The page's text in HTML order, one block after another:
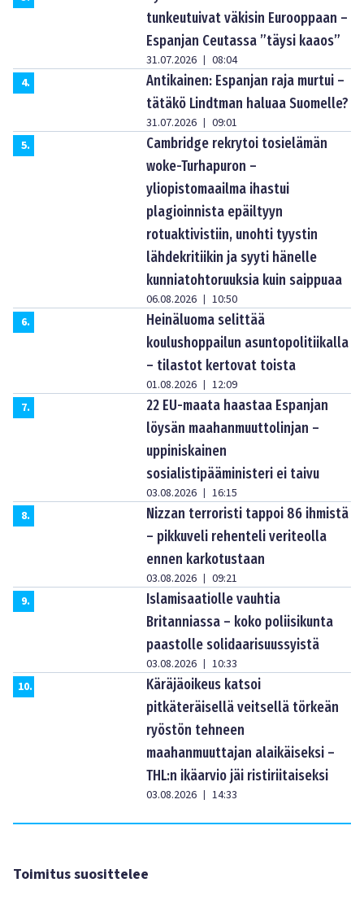
tunkeutuivat väkisin Eurooppaan –
Espanjan Ceutassa ”täysi kaaos”
31.07.2026 | 08:04
4.
Antikainen: Espanjan raja murtui –
tätäkö Lindtman haluaa Suomelle?
31.07.2026 | 09:01
5.
Cambridge rekrytoi tosielämän
woke-Turhapuron –
yliopistomaailma ihastui
plagioinnista epäiltyyn
rotuaktivistiin, unohti tyystin
lähdekritiikin ja syyti hänelle
kunniatohtoruuksia kuin saippuaa
06.08.2026 | 10:50
6.
Heinäluoma selittää
koulushoppailun asuntopolitiikalla
– tilastot kertovat toista
01.08.2026 | 12:09
7.
22 EU-maata haastaa Espanjan
löysän maahanmuuttolinjan –
uppiniskainen
sosialistipääministeri ei taivu
03.08.2026 | 16:15
8.
Nizzan terroristi tappoi 86 ihmistä
– pikkuveli rehenteli veriteolla
ennen karkotustaan
03.08.2026 | 09:21
9.
Islamisaatiolle vauhtia
Britanniassa – koko poliisikunta
paastolle solidaarisuussyistä
03.08.2026 | 10:33
10.
Käräjäoikeus katsoi
pitkäteräisellä veitsellä törkeän
ryöstön tehneen
maahanmuuttajan alaikäiseksi –
THL:n ikäarvio jäi ristiriitaiseksi
03.08.2026 | 14:33
Toimitus suosittelee